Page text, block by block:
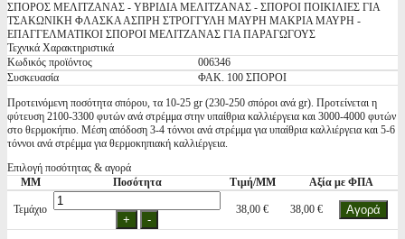
ΣΠΟΡΟΣ ΜΕΛΙΤΖΑΝΑΣ - ΥΒΡΙΔΙΑ ΜΕΛΙΤΖΑΝΑΣ - ΣΠΟΡΟΙ ΠΟΙΚΙΛΙΕΣ ΓΙΑ
ΤΣΑΚΩΝΙΚΗ ΦΛΑΣΚΑ ΑΣΠΡΗ ΣΤΡΟΓΓΥΛΗ ΜΑΥΡΗ ΜΑΚΡΙΑ ΜΑΥΡΗ -
ΕΠΑΓΓΕΛΜΑΤΙΚΟΙ ΣΠΟΡΟΙ ΜΕΛΙΤΖΑΝΑΣ ΓΙΑ ΠΑΡΑΓΩΓΟΥΣ
Τεχνικά Χαρακτηριστικά
Κωδικός προϊόντος
006346
Συσκευασία
ΦΑΚ. 100 ΣΠΟΡΟΙ
Προτεινόμενη ποσότητα σπόρου, τα 10-25 gr (230-250 σπόροι ανά gr). Προτείνεται η
φύτευση 2100-3300 φυτών ανά στρέμμα στην υπαίθρια καλλιέργεια και 3000-4000 φυτών
στο θερμοκήπιο. Μέση απόδοση 3-4 τόννοι ανά στρέμμα για υπαίθρια καλλιέργεια και 5-6
τόννοι ανά στρέμμα για θερμοκηπιακή καλλιέργεια.
Επιλογή ποσότητας & αγορά
ΜΜ
Ποσότητα Τιμή/ΜΜ Αξία με ΦΠΑ
Τεμάχιο 38,00 € 38,00 €